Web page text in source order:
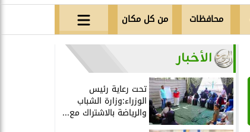
محافظات من كل مكان
الأخبار
تحت رعاية رئيس
الوزراء:وزارة الشباب
والرياضة بالاشتراك مع...